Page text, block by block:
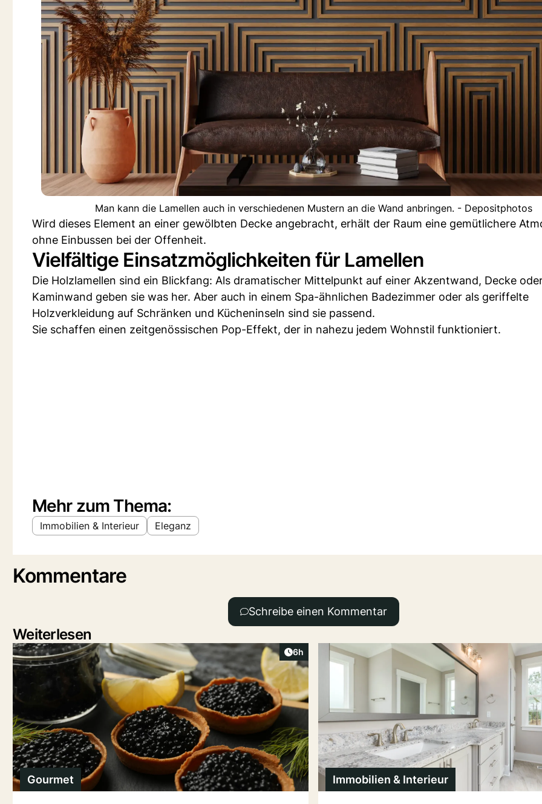
Man kann die Lamellen auch in verschiedenen Mustern an die Wand anbringen. - Depositphotos
Wird dieses Element an einer gewölbten Decke angebracht, erhält der Raum eine gemütlichere
ohne Einbussen bei der Offenheit.
Vielfältige Einsatzmöglichkeiten für Lamellen
Die Holzlamellen sind ein Blickfang: Als dramatischer Mittelpunkt auf einer Akzentwand, Decke
Kaminwand geben sie was her. Aber auch in einem Spa-ähnlichen Badezimmer oder als geriffelte
Holzverkleidung auf Schränken und Kücheninseln sind sie passend.
Sie schaffen einen zeitgenössischen Pop-Effekt, der in nahezu jedem Wohnstil funktioniert.
Mehr zum Thema:
Immobilien & Interieur Eleganz
Kommentare
Schreibe einen Kommentar
Weiterlesen
Artikel veröffentlicht:
6h
Gourmet Immobilien & Interieur